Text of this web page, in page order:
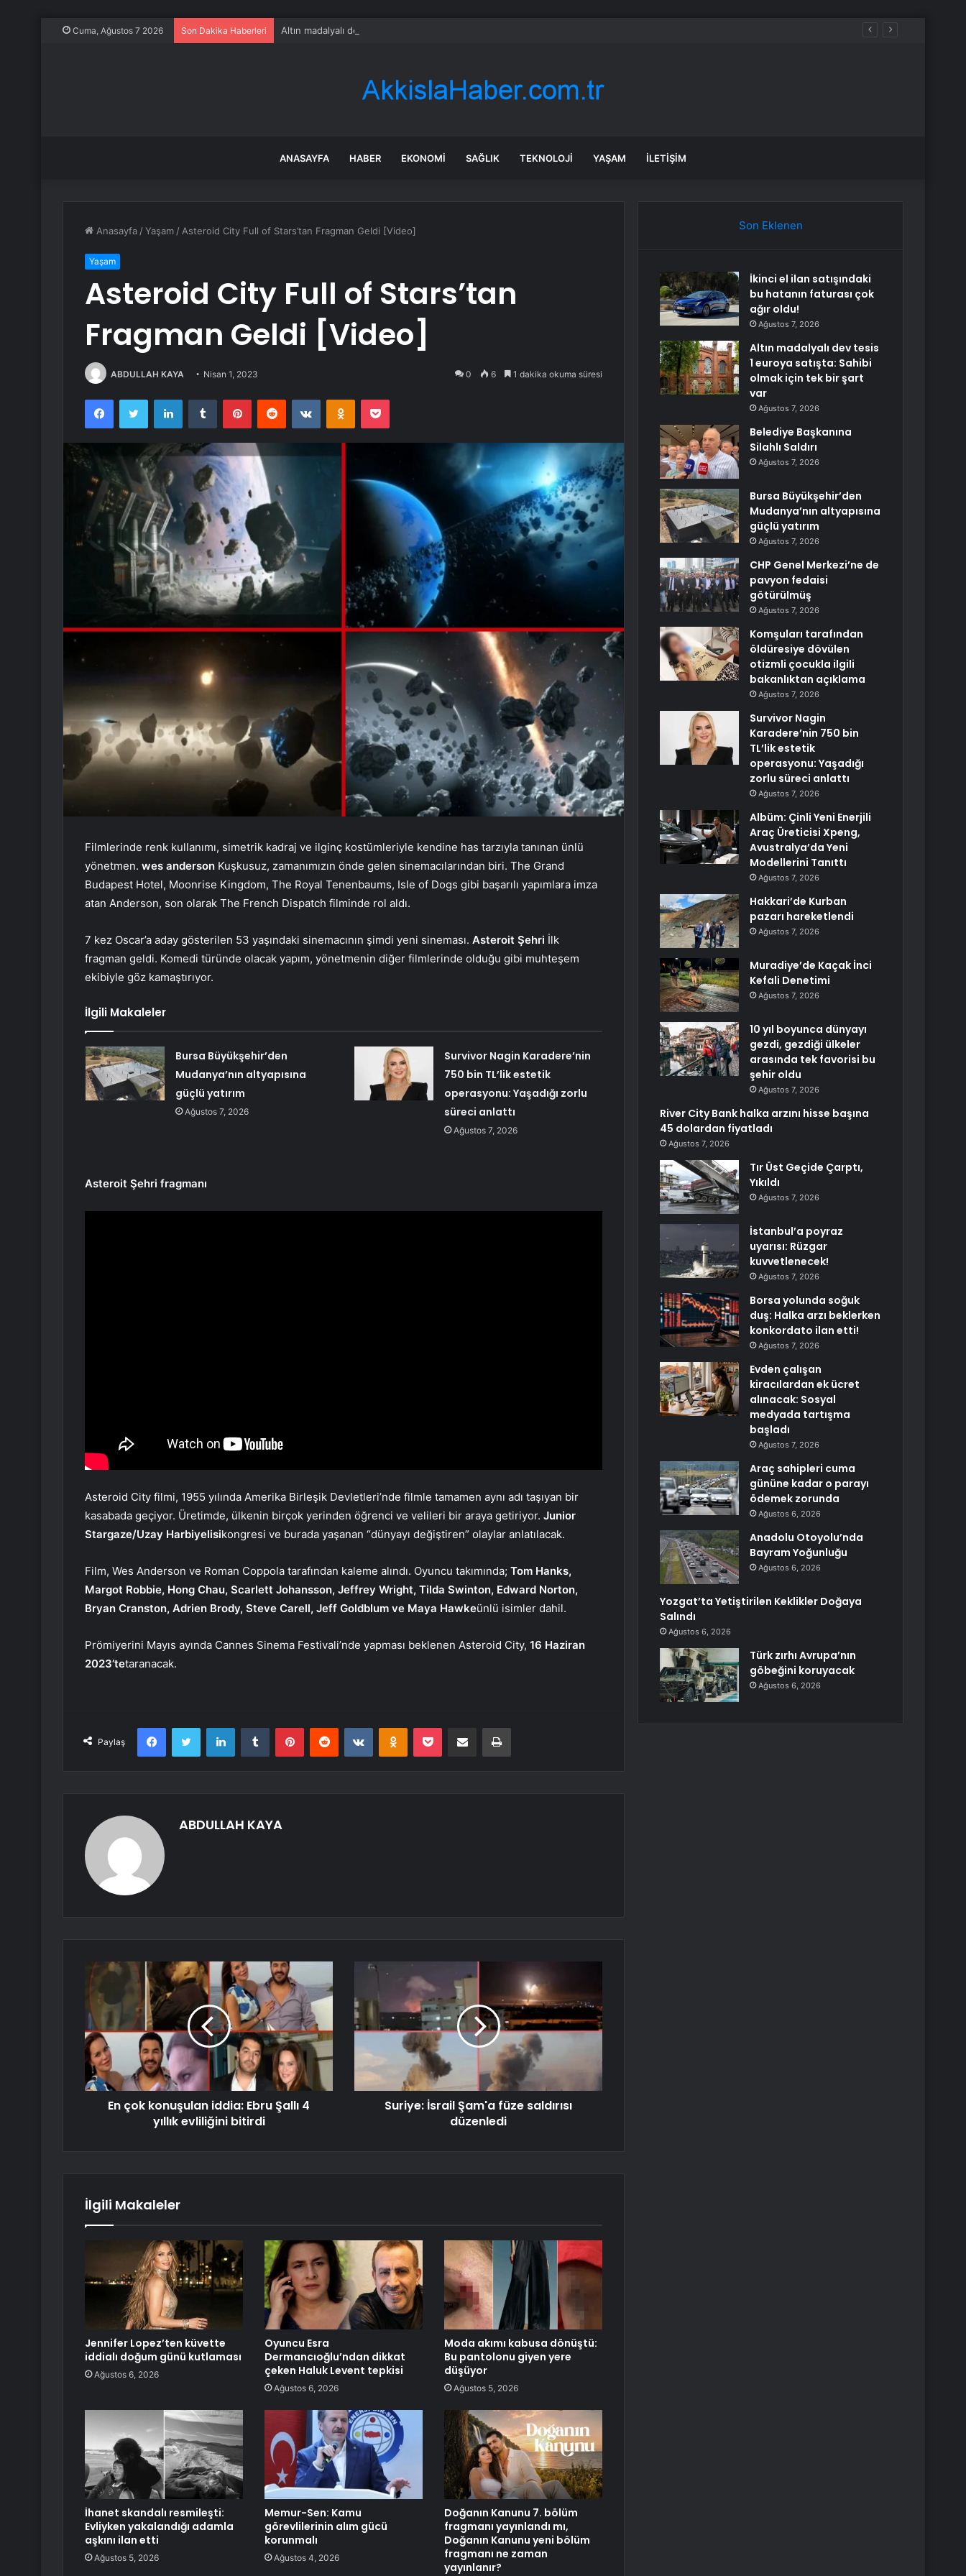
Cuma, Ağustos 7 2026 Son Dakika Haberleri Altın madalyalı dev tesis 1 euroya satışta: Sahibi olmak için tek bir şart var
ANASAYFA HABER EKONOMI SAĞLIK TEKNOLOJI YAŞAM İLETIŞIM
Anasayfa /Yaşam / Asteroid City Full of Stars’tan Fragman Geldi [Video]
Yaşam
Asteroid City Full of Stars’tan
Fragman Geldi [Video]
ABDULLAH KAYA Nisan 1, 2023 0 6 1 dakika okuma süresi
FacebookTwitter LinkedInTumblr PinterestReddit VKontakteOdnoklassniki
Pocket
Filmlerinde renk kullanımı, simetrik kadraj ve ilginç kostümleriyle kendine has tarzıyla tanınan ünlü
yönetmen. wes anderson Kuşkusuz, zamanımızın önde gelen sinemacılarından biri. The Grand
Budapest Hotel, Moonrise Kingdom, The Royal Tenenbaums, Isle of Dogs gibi başarılı yapımlara imza
atan Anderson, son olarak The French Dispatch filminde rol aldı.
7 kez Oscar’a aday gösterilen 53 yaşındaki sinemacının şimdi yeni sineması. Asteroit Şehri İlk
fragman geldi. Komedi türünde olacak yapım, yönetmenin diğer filmlerinde olduğu gibi muhteşem
ekibiyle göz kamaştırıyor.
İlgili Makaleler
Bursa Büyükşehir’den
Mudanya’nın altyapısına
güçlü yatırım
Ağustos 7, 2026
Survivor Nagin Karadere’nin
750 bin TL’lik estetik
operasyonu: Yaşadığı zorlu
süreci anlattı
Ağustos 7, 2026
Asteroit Şehri fragmanı
Asteroid City filmi, 1955 yılında Amerika Birleşik Devletleri’nde filmle tamamen aynı adı taşıyan bir
kasabada geçiyor. Üretimde, ülkenin birçok yerinden öğrenci ve velileri bir araya getiriyor. Junior
Stargaze/Uzay Harbiyelisikongresi ve burada yaşanan “dünyayı değiştiren” olaylar anlatılacak.
Film, Wes Anderson ve Roman Coppola tarafından kaleme alındı. Oyuncu takımında; Tom Hanks,
Margot Robbie, Hong Chau, Scarlett Johansson, Jeffrey Wright, Tilda Swinton, Edward Norton,
Bryan Cranston, Adrien Brody, Steve Carell, Jeff Goldblum ve Maya Hawkeünlü isimler dahil.
Prömiyerini Mayıs ayında Cannes Sinema Festivali’nde yapması beklenen Asteroid City, 16 Haziran
2023’tetaranacak.
Paylaş
FacebookTwitter LinkedInTumblr PinterestReddit VKontakteOdnoklassniki
Pocket E-Posta ile paylaş Yazdır
ABDULLAH KAYA
En çok konuşulan iddia: Ebru Şallı 4
yıllık evliliğini bitirdi
Suriye: İsrail Şam'a füze saldırısı
düzenledi
İlgili Makaleler
Jennifer Lopez’ten küvette
iddialı doğum günü kutlaması
Ağustos 6, 2026
Oyuncu Esra
Dermancıoğlu’ndan dikkat
çeken Haluk Levent tepkisi
Ağustos 6, 2026
Moda akımı kabusa dönüştü:
Bu pantolonu giyen yere
düşüyor
Ağustos 5, 2026
İhanet skandalı resmileşti:
Evliyken yakalandığı adamla
aşkını ilan etti
Ağustos 5, 2026
Memur-Sen: Kamu
görevlilerinin alım gücü
korunmalı
Ağustos 4, 2026
Doğanın Kanunu 7. bölüm
fragmanı yayınlandı mı,
Doğanın Kanunu yeni bölüm
fragmanı ne zaman
yayınlanır?
Son Eklenen
İkinci el ilan satışındaki
bu hatanın faturası çok
ağır oldu!
Ağustos 7, 2026
Altın madalyalı dev tesis
1 euroya satışta: Sahibi
olmak için tek bir şart
var
Ağustos 7, 2026
Belediye Başkanına
Silahlı Saldırı
Ağustos 7, 2026
Bursa Büyükşehir’den
Mudanya’nın altyapısına
güçlü yatırım
Ağustos 7, 2026
CHP Genel Merkezi’ne de
pavyon fedaisi
götürülmüş
Ağustos 7, 2026
Komşuları tarafından
öldüresiye dövülen
otizmli çocukla ilgili
bakanlıktan açıklama
Ağustos 7, 2026
Survivor Nagin
Karadere’nin 750 bin
TL’lik estetik
operasyonu: Yaşadığı
zorlu süreci anlattı
Ağustos 7, 2026
Albüm: Çinli Yeni Enerjili
Araç Üreticisi Xpeng,
Avustralya’da Yeni
Modellerini Tanıttı
Ağustos 7, 2026
Hakkari’de Kurban
pazarı hareketlendi
Ağustos 7, 2026
Muradiye’de Kaçak İnci
Kefali Denetimi
Ağustos 7, 2026
10 yıl boyunca dünyayı
gezdi, gezdiği ülkeler
arasında tek favorisi bu
şehir oldu
Ağustos 7, 2026
River City Bank halka arzını hisse başına
45 dolardan fiyatladı
Ağustos 7, 2026
Tır Üst Geçide Çarptı,
Yıkıldı
Ağustos 7, 2026
İstanbul’a poyraz
uyarısı: Rüzgar
kuvvetlenecek!
Ağustos 7, 2026
Borsa yolunda soğuk
duş: Halka arzı beklerken
konkordato ilan etti!
Ağustos 7, 2026
Evden çalışan
kiracılardan ek ücret
alınacak: Sosyal
medyada tartışma
başladı
Ağustos 7, 2026
Araç sahipleri cuma
gününe kadar o parayı
ödemek zorunda
Ağustos 6, 2026
Anadolu Otoyolu’nda
Bayram Yoğunluğu
Ağustos 6, 2026
Yozgat’ta Yetiştirilen Keklikler Doğaya
Salındı
Ağustos 6, 2026
Türk zırhı Avrupa’nın
göbeğini koruyacak
Ağustos 6, 2026